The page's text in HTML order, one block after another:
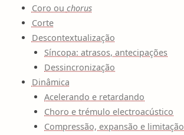
Coro ou chorus
Corte
Descontextualização
Síncopa: atrasos, antecipações
Dessincronização
Dinâmica
Acelerando e retardando
Choro e trémulo electroacústico
Compressão, expansão e limitação